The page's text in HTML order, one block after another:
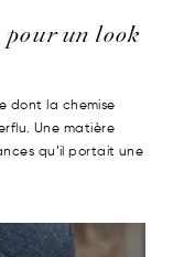
pour un look
dont la chemise
Une matière
qu’il portait une